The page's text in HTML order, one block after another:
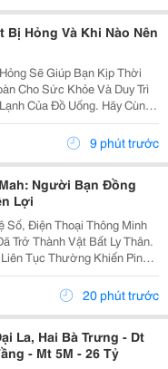
Bị Hỏng Và Khi Nào Nên
Sẽ Giúp Bạn Kịp Thời
Cho Sức Khỏe Và Duy Trì
Của Đồ Uống. Hãy Cùng
Hiệu Phổ Biến Trong Bài
1. Những Dấu Hiệu Ly Giữ Nhiệt...9 phút trước
Người Bạn Đồng
Lợi
Số, Điện Thoại Thông Minh
Trở Thành Vật Bất Ly Thân.
Tục Thường Khiến Pin
Pháp Hoàn Hảo Và Phổ
Là Sở Hữu Một Chiếc...
20 phút trước
La, Hai Bà Trưng - Dt
- Mt 5M - 26 Tỷ